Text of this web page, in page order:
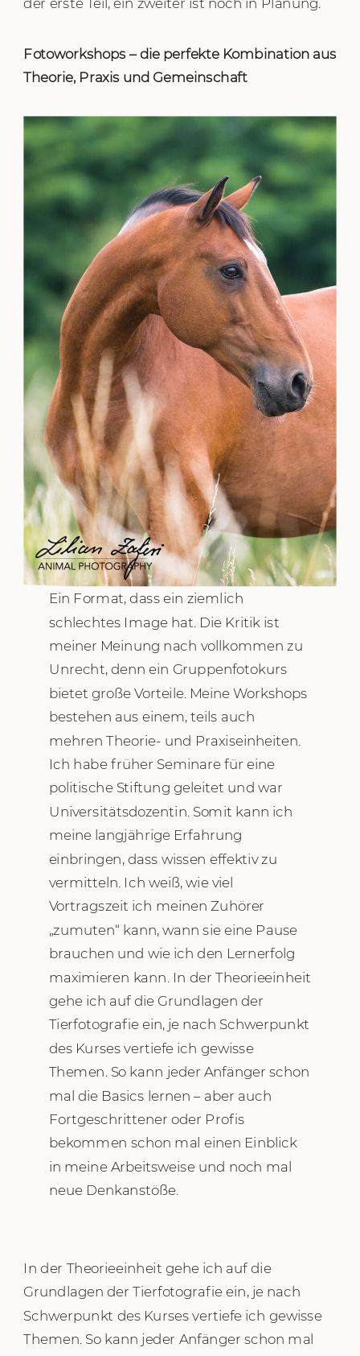
Fotoworkshops – die perfekte Kombination aus
Theorie, Praxis und Gemeinschaft
Ein Format, dass ein ziemlich
schlechtes Image hat. Die Kritik ist
meiner Meinung nach vollkommen zu
Unrecht, denn ein Gruppenfotokurs
bietet große Vorteile. Meine Workshops
bestehen aus einem, teils auch
mehren Theorie- und Praxiseinheiten.
Ich habe früher Seminare für eine
politische Stiftung geleitet und war
Universitätsdozentin. Somit kann ich
meine langjährige Erfahrung
einbringen, dass wissen effektiv zu
vermitteln. Ich weiß, wie viel
Vortragszeit ich meinen Zuhörer
„zumuten“ kann, wann sie eine Pause
brauchen und wie ich den Lernerfolg
maximieren kann. In der Theorieeinheit
gehe ich auf die Grundlagen der
Tierfotografie ein, je nach Schwerpunkt
des Kurses vertiefe ich gewisse
Themen. So kann jeder Anfänger schon
mal die Basics lernen – aber auch
Fortgeschrittener oder Profis
bekommen schon mal einen Einblick
in meine Arbeitsweise und noch mal
neue Denkanstöße.
In der Theorieeinheit gehe ich auf die
Grundlagen der Tierfotografie ein, je nach
Schwerpunkt des Kurses vertiefe ich gewisse
Themen. So kann jeder Anfänger schon mal